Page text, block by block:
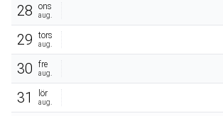
28 ons
aug.
29 tors
aug.
30 fre
aug.
31 lör
aug.